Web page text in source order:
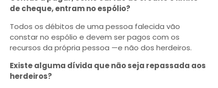
de cheque, entram no espólio?
Todos os débitos de uma pessoa falecida vão
constar no espólio e devem ser pagos com os
recursos da própria pessoa —e não dos herdeiros.
Existe alguma dívida que não seja repassada aos
herdeiros?